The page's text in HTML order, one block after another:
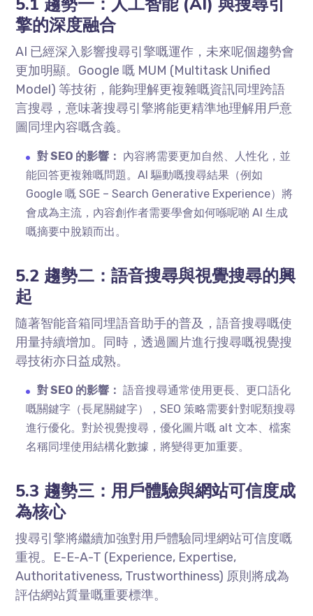
擎的深度融合
AI 已經深入影響搜尋引擎嘅運作，未來呢個趨勢會
更加明顯。Google 嘅 MUM (Multitask Unified
Model) 等技術，能夠理解更複雜嘅資訊同埋跨語
言搜尋，意味著搜尋引擎將能更精準地理解用戶意
圖同埋內容嘅含義。
對 SEO 的影響： 內容將需要更加自然、人性化，並
能回答更複雜嘅問題。AI 驅動嘅搜尋結果（例如
Google 嘅 SGE – Search Generative Experience）將
會成為主流，內容創作者需要學會如何喺呢啲 AI 生成
嘅摘要中脫穎而出。
5.2 趨勢二：語音搜尋與視覺搜尋的興
起
隨著智能音箱同埋語音助手的普及，語音搜尋嘅使
用量持續增加。同時，透過圖片進行搜尋嘅視覺搜
尋技術亦日益成熟。
對 SEO 的影響： 語音搜尋通常使用更長、更口語化
嘅關鍵字（長尾關鍵字），SEO 策略需要針對呢類搜尋
進行優化。對於視覺搜尋，優化圖片嘅 alt 文本、檔案
名稱同埋使用結構化數據，將變得更加重要。
5.3 趨勢三：用戶體驗與網站可信度成
為核心
搜尋引擎將繼續加強對用戶體驗同埋網站可信度嘅
重視。E-E-A-T (Experience, Expertise,
Authoritativeness, Trustworthiness) 原則將成為
評估網站質量嘅重要標準。